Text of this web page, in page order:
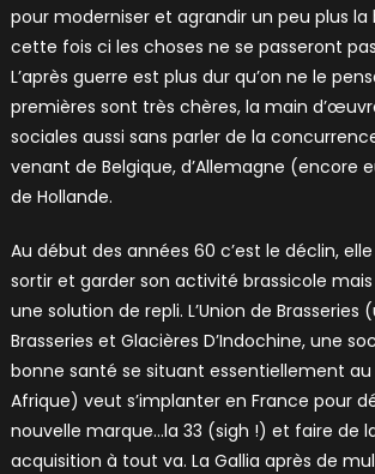
pour moderniser et agrandir un peu plus la
cette fois ci les choses ne se passeront
L’après guerre est plus dur qu’on ne le
premières sont très chères, la main
sociales aussi sans parler de la
venant de Belgique, d’Allemagne (encore
de Hollande.
Au début des années 60 c’est le déclin,
sortir et garder son activité brassicole
une solution de repli. L’Union de Brasseries
Brasseries et Glacières D’Indochine, une
bonne santé se situant essentiellement
Afrique) veut s’implanter en France pour
nouvelle marque…la 33 (sigh !) et faire de
acquisition à tout va. La Gallia après de